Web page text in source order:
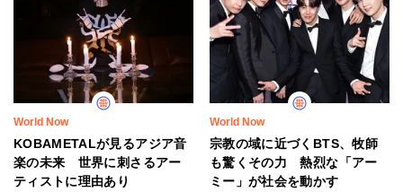
World Now
KOBAMETALが見るアジア音
楽の未来 世界に刺さるアー
ティストに理由あり
World Now
宗教の域に近づくBTS、牧師
も驚くその力 熱烈な「アー
ミー」が社会を動かす